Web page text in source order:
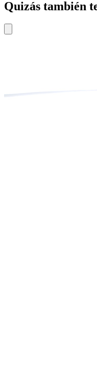
Quizás también